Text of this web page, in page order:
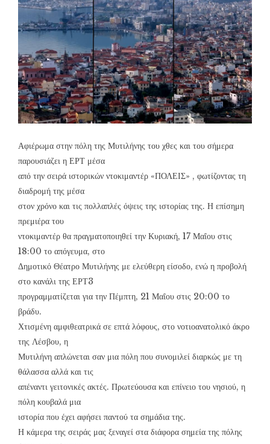
Αφιέρωμα στην πόλη της Μυτιλήνης του χθες και του σήμερα
παρουσιάζει η ΕΡΤ μέσα
από την σειρά ιστορικών ντοκιμαντέρ «ΠΟΛΕΙΣ» , φωτίζοντας τη
διαδρομή της μέσα
στον χρόνο και τις πολλαπλές όψεις της ιστορίας της. Η επίσημη
πρεμιέρα του
ντοκιμαντέρ θα πραγματοποιηθεί την Κυριακή, 17 Μαΐου στις
18:00 το απόγευμα, στο
Δημοτικό Θέατρο Μυτιλήνης με ελεύθερη είσοδο, ενώ η προβολή
στο κανάλι της ΕΡΤ3
προγραμματίζεται για την Πέμπτη, 21 Μαΐου στις 20:00 το
βράδυ.
Χτισμένη αμφιθεατρικά σε επτά λόφους, στο νοτιοανατολικό άκρο
της Λέσβου, η
Μυτιλήνη απλώνεται σαν μια πόλη που συνομιλεί διαρκώς με τη
θάλασσα αλλά και τις
απέναντι γειτονικές ακτές. Πρωτεύουσα και επίνειο του νησιού, η
πόλη κουβαλά μια
ιστορία που έχει αφήσει παντού τα σημάδια της.
Η κάμερα της σειράς μας ξεναγεί στα διάφορα σημεία της πόλης